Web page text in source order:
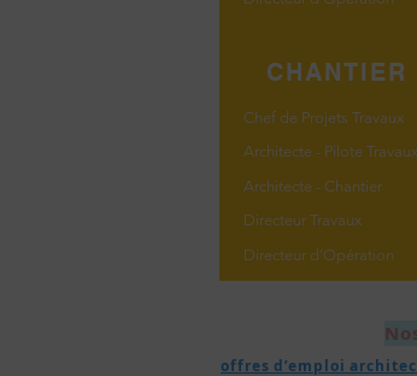
CHANTIER
Chef de Projets Travaux
Architecte - Pilote Travaux
Architecte - Chantier
Directeur Travaux
Directeur d'Opération
offres d’emploi